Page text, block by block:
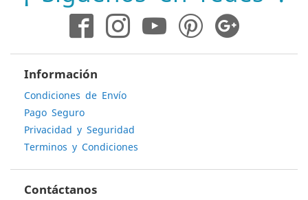
noticias:
Información
Condiciones de Envío
Pago Seguro
Privacidad y Seguridad
Terminos y Condiciones
Contáctanos